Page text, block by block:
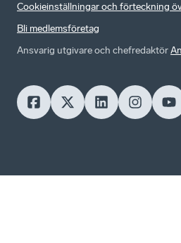
Cookieinställningar och förteckning
Bli medlemsföretag
Ansvarig utgivare och chefredaktör